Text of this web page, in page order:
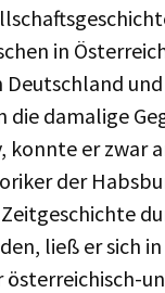
in
Deutschland
die damalige
er zwar
der
ließ er sich